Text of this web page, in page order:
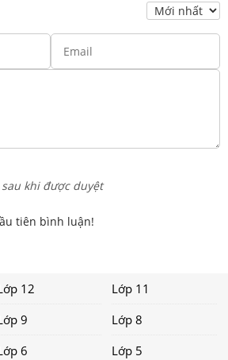
khi được duyệt
tiên bình luận!
12
Lớp 11
9
Lớp 8
6
Lớp 5